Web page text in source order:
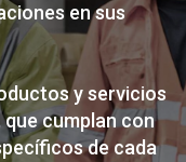
en sus
y servicios
cumplan con
de cada